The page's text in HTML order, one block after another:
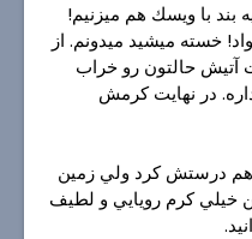
و يه بند با ويسك هم ميزنيم!
خسته ميشيد ميدونم. از
آتيش حالتون رو خراب
در نهايت كرمش
درستش كرد ولي زمين
خيلي كرم رويايي و لطيف